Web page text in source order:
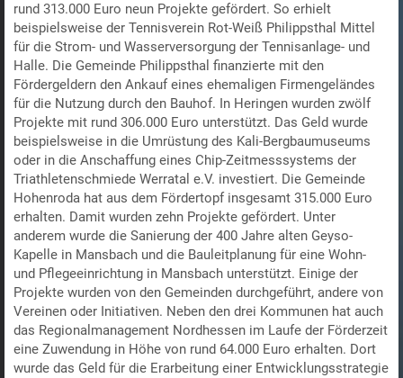
rund 313.000 Euro neun Projekte gefördert. So erhielt
beispielsweise der Tennisverein Rot-Weiß Philippsthal Mittel
für die Strom- und Wasserversorgung der Tennisanlage- und
Halle. Die Gemeinde Philippsthal finanzierte mit den
Fördergeldern den Ankauf eines ehemaligen Firmengeländes
für die Nutzung durch den Bauhof. In Heringen wurden zwölf
Projekte mit rund 306.000 Euro unterstützt. Das Geld wurde
beispielsweise in die Umrüstung des Kali-Bergbaumuseums
oder in die Anschaffung eines Chip-Zeitmesssystems der
Triathletenschmiede Werratal e.V. investiert. Die Gemeinde
Hohenroda hat aus dem Fördertopf insgesamt 315.000 Euro
erhalten. Damit wurden zehn Projekte gefördert. Unter
anderem wurde die Sanierung der 400 Jahre alten Geyso-
Kapelle in Mansbach und die Bauleitplanung für eine Wohn-
und Pflegeeinrichtung in Mansbach unterstützt. Einige der
Projekte wurden von den Gemeinden durchgeführt, andere von
Vereinen oder Initiativen. Neben den drei Kommunen hat auch
das Regionalmanagement Nordhessen im Laufe der Förderzeit
eine Zuwendung in Höhe von rund 64.000 Euro erhalten. Dort
wurde das Geld für die Erarbeitung einer Entwicklungsstrategie